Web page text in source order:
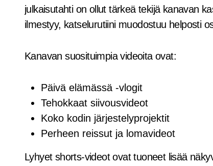
julkaisutahti on ollut tärkeä tekijä kanavan
ilmestyy, katselurutiini muodostuu helposti
Kanavan suosituimpia videoita ovat:
Päivä elämässä -vlogit
Tehokkaat siivousvideot
Koko kodin järjestelyprojektit
Perheen reissut ja lomavideot
Lyhyet shorts-videot ovat tuoneet lisää